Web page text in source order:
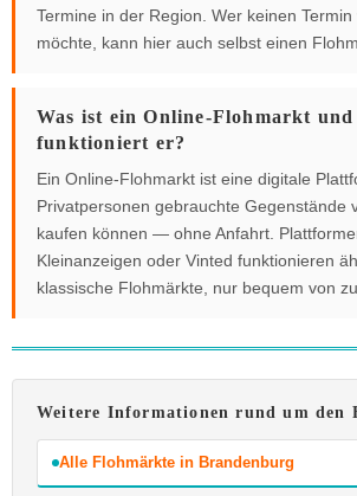
Termine in der Region. Wer keinen Termin
möchte, kann hier auch selbst einen
Was ist ein Online-Flohmarkt und
funktioniert er?
Ein Online-Flohmarkt ist eine digitale
Privatpersonen gebrauchte Gegenstände
kaufen können — ohne Anfahrt.
Kleinanzeigen oder Vinted funktionieren
klassische Flohmärkte, nur bequem von
Weitere Informationen rund um den
Alle Flohmärkte in Brandenburg